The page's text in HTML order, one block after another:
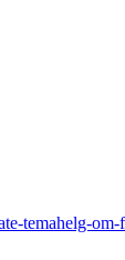
temahelg-